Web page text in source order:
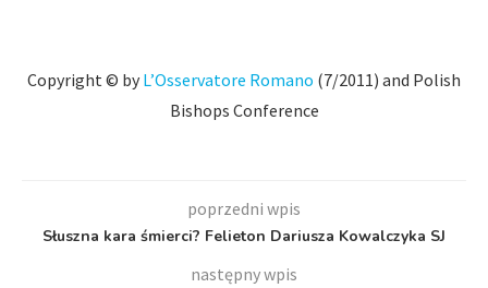
Copyright © by L’Osservatore Romano (7/2011) and Polish
Bishops Conference
poprzedni wpis
Słuszna kara śmierci? Felieton Dariusza Kowalczyka SJ
następny wpis